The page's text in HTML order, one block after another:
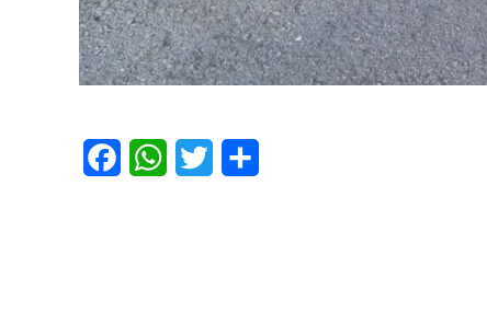
FacebookWhatsApp
Twitter